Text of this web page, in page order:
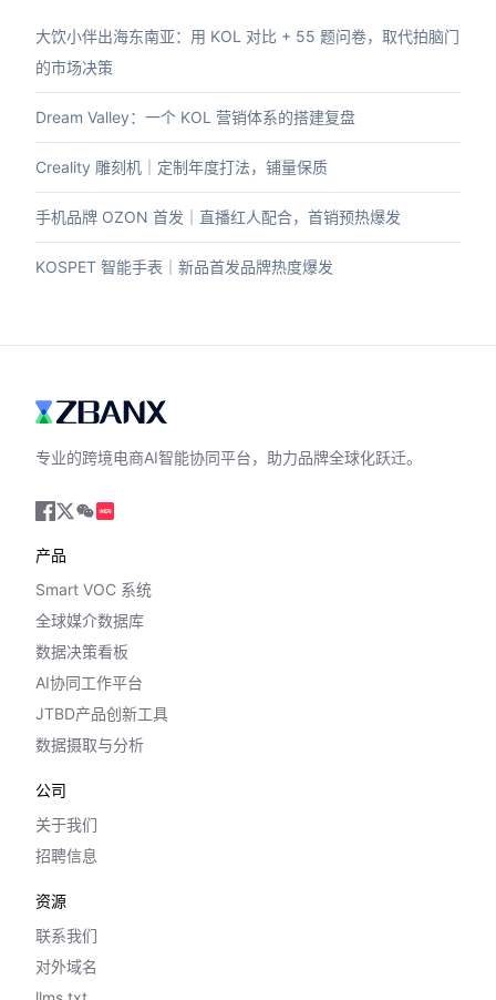
大饮小伴出海东南亚：用 KOL 对比 + 55 题问卷，取代拍脑门
的市场决策
Dream Valley：一个 KOL 营销体系的搭建复盘
Creality 雕刻机｜定制年度打法，铺量保质
手机品牌 OZON 首发｜直播红人配合，首销预热爆发
KOSPET 智能手表｜新品首发品牌热度爆发
专业的跨境电商AI智能协同平台，助力品牌全球化跃迁。
产品
Smart VOC 系统
全球媒介数据库
数据决策看板
AI协同工作平台
JTBD产品创新工具
数据摄取与分析
公司
关于我们
招聘信息
资源
联系我们
对外域名